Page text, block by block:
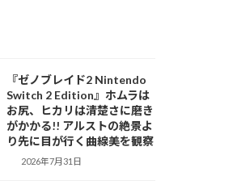
『ゼノブレイド2 Nintendo
Switch 2 Edition』ホムラは
お尻、ヒカリは清楚さに磨き
がかかる!! アルストの絶景よ
り先に目が行く曲線美を観察
2026年7月31日